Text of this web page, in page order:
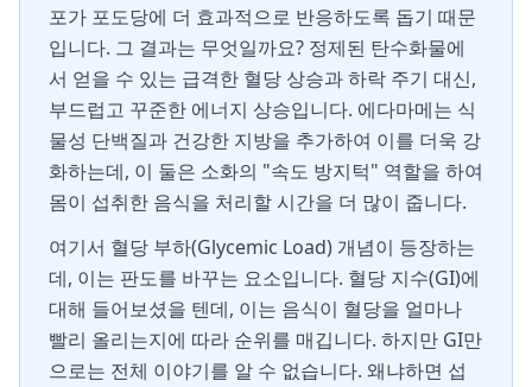
포가 포도당에 더 효과적으로 반응하도록 돕기 때문
입니다. 그 결과는 무엇일까요? 정제된 탄수화물에
서 얻을 수 있는 급격한 혈당 상승과 하락 주기 대신,
부드럽고 꾸준한 에너지 상승입니다. 에다마메는 식
물성 단백질과 건강한 지방을 추가하여 이를 더욱 강
화하는데, 이 둘은 소화의 "속도 방지턱" 역할을 하여
몸이 섭취한 음식을 처리할 시간을 더 많이 줍니다.
여기서 혈당 부하(Glycemic Load) 개념이 등장하는
데, 이는 판도를 바꾸는 요소입니다. 혈당 지수(GI)에
대해 들어보셨을 텐데, 이는 음식이 혈당을 얼마나
빨리 올리는지에 따라 순위를 매깁니다. 하지만 GI만
으로는 전체 이야기를 알 수 없습니다. 왜냐하면 섭